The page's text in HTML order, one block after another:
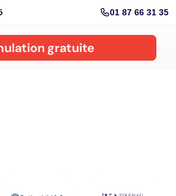
Cleerly
01 87 66 31 35